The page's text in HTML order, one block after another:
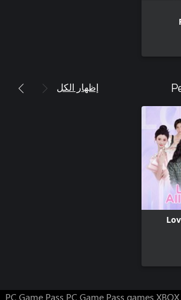
إظهار الكل
PC Game Pass PC Game Pass games